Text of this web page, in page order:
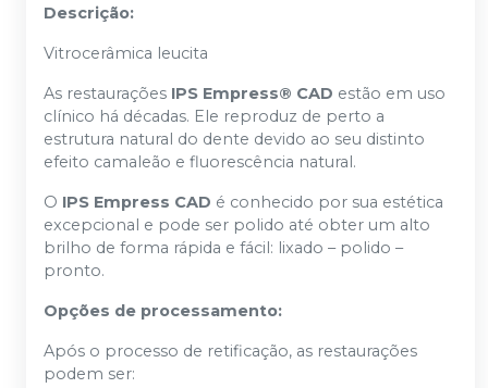
Descrição:
Vitrocerâmica leucita
As restaurações IPS Empress® CAD estão em uso
clínico há décadas. Ele reproduz de perto a
estrutura natural do dente devido ao seu distinto
efeito camaleão e fluorescência natural.
O IPS Empress CAD é conhecido por sua estética
excepcional e pode ser polido até obter um alto
brilho de forma rápida e fácil: lixado – polido –
pronto.
Opções de processamento:
Após o processo de retificação, as restaurações
podem ser: